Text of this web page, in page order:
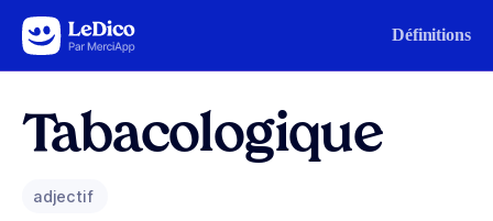
Aller au contenu Définitions
Tabacologique
adjectif